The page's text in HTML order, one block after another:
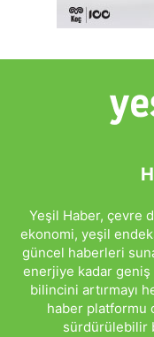
Yeşil Haber, çevre
ekonomi, yeşil
güncel haberleri
enerjiye kadar
bilincini artırmayı
haber platformu
sürdürülebilir